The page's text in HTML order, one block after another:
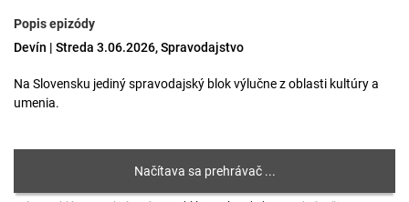
Popis epizódy
Devín | Streda 3.06.2026, Spravodajstvo
Na Slovensku jediný spravodajský blok výlučne z oblasti kultúry a
umenia.